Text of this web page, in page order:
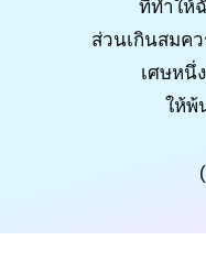
ที่ทำให้
ส่วนเกินสมค
เศษหนึ่
ให้พ้